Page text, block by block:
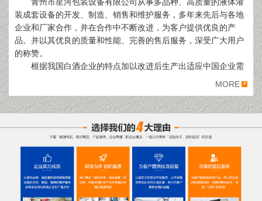
青州市星河包装设备有限公司从事多品种、高质量的液体灌
装成套设备的开发、制造、销售和维护服务，多年来先后与各地
企业和厂家合作，并在合作中不断改进，为客户提供优良的产
品。并以其优良的质量和性能、完善的售后服务，深受广大用户
的称赞。
根据我国白酒企业的特点加以改进后生产出适应中国企业需
受广大液体生产厂家欢迎。
制了光电气智能感应全自动定量灌装机等一系列新产品。
趋势与认识，本着“刚健笃实、精乎其技、产品做优、企业做
强”的企业理念，一直以来秉承“诚信为本、团结奋进”的态度，依
靠优良的生产技术设备和丰富的管理经验，以自主开发带动市场
MORE